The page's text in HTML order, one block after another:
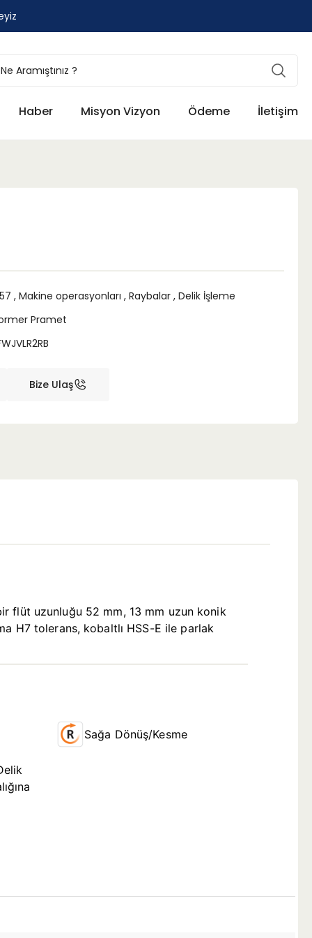
Haber Misyon Vizyon Ödeme İletişim
, Makine operasyonları , Raybalar , Delik İşleme
Pramet
Bize Ulaş
flüt uzunluğu 52 mm, 13 mm uzun konik
H7 tolerans, kobaltlı HSS-E ile parlak
Sağa Dönüş/Kesme